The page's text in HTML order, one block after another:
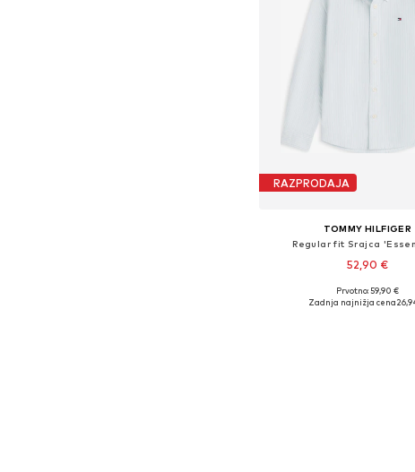
RAZPRODAJA
TOMMY HILFIGER
Regular fit Srajca
52,90 €
Na voljo v različnih
Prvotno: 59,90 €
Zadnja najnižja cena